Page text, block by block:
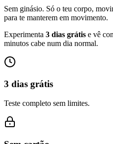
Sem ginásio. Só o teu corpo,
para te manterem em movimento.
Experimenta 3 dias grátis e vê
minutos cabe num dia normal.
3 dias grátis
Teste completo sem limites.